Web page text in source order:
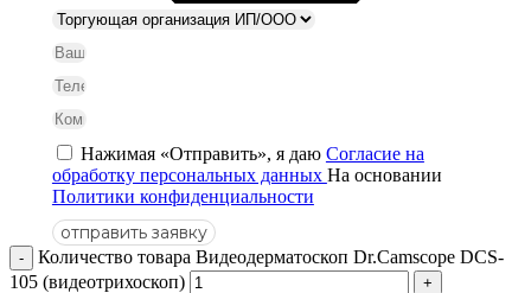
Нажимая «Отправить», я даю Согласие на
обработку персональных данных На основании
Политики конфиденциальности
отправить заявку
Количество товара Видеодерматоскоп Dr.Camscope DCS-
105 (видеотрихоскоп)